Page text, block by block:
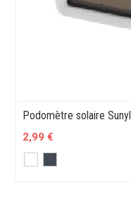
Podomètre solaire Sunyl
2,99 €